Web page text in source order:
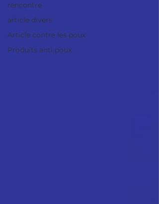
rencontre
article divers
Article contre les poux
Produits anti poux